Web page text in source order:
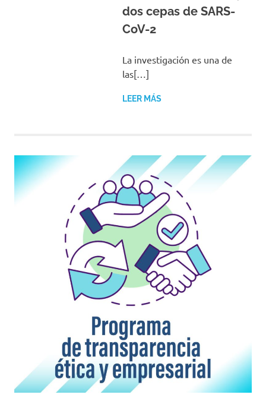
dos cepas de SARS-
CoV-2
La investigación es una de
las[…]
LEER MÁS